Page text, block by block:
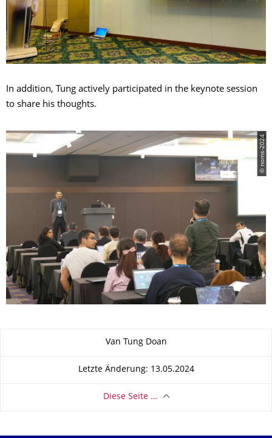
In addition, Tung actively participated in the keynote session
to share his thoughts.
© noms-2024
Van Tung Doan
Letzte Änderung: 13.05.2024
Diese Seite …